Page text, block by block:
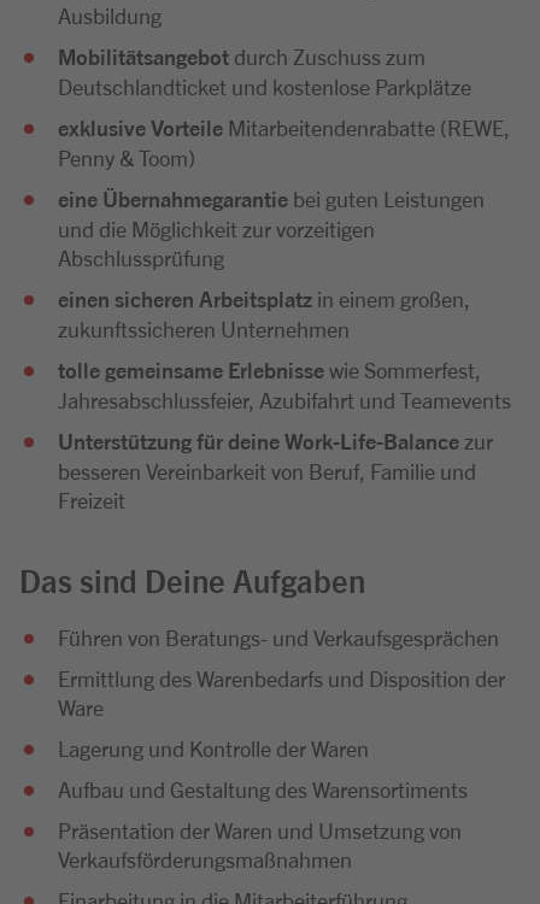
Ausbildung
Mobilitätsangebot durch Zuschuss zum
Deutschlandticket und kostenlose Parkplätze
exklusive Vorteile Mitarbeitendenrabatte (REWE,
Penny & Toom)
eine Übernahmegarantie bei guten Leistungen
und die Möglichkeit zur vorzeitigen
Abschlussprüfung
einen sicheren Arbeitsplatz in einem großen,
zukunftssicheren Unternehmen
tolle gemeinsame Erlebnissewie Sommerfest,
Jahresabschlussfeier, Azubifahrt und Teamevents
Unterstützung für deine Work-Life-Balance zur
besseren Vereinbarkeit von Beruf, Familie und
Freizeit
Das sind Deine Aufgaben
Führen von Beratungs- und Verkaufsgesprächen
Ermittlung des Warenbedarfs und Disposition der
Ware
Lagerung und Kontrolle der Waren
Aufbau und Gestaltung des Warensortiments
Präsentation der Waren und Umsetzung von
Verkaufsförderungsmaßnahmen